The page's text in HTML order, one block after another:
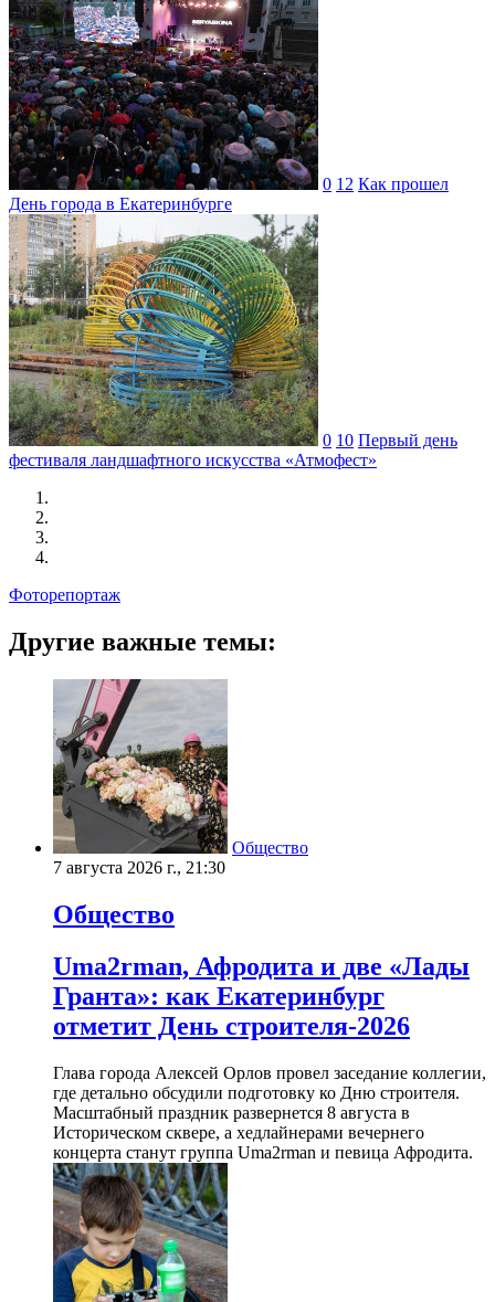
0 12 Как прошел
День города в Екатеринбурге
0 10 Первый день
фестиваля ландшафтного искусства «Атмофест»
Фоторепортаж
Другие важные темы:
Общество
7 августа 2026 г., 21:30
Общество
Uma2rman, Афродита и две «Лады
Гранта»: как Екатеринбург
отметит День строителя-2026
Глава города Алексей Орлов провел заседание коллегии,
где детально обсудили подготовку ко Дню строителя.
Масштабный праздник развернется 8 августа в
Историческом сквере, а хедлайнерами вечернего
концерта станут группа Uma2rman и певица Афродита.